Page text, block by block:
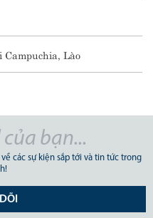
Lào
các sự kiện sắp tới và tin tức trong